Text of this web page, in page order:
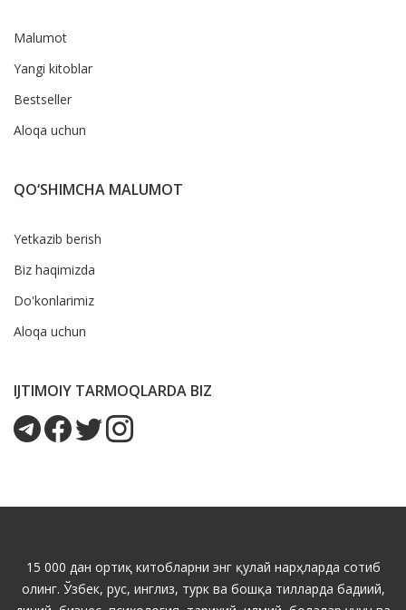
Malumot
Yangi kitoblar
Bestseller
Aloqa uchun
QO‘SHIMCHA MALUMOT
Yetkazib berish
Biz haqimizda
Do'konlarimiz
Aloqa uchun
IJTIMOIY TARMOQLARDA BIZ
15 000 дан ортиқ китобларни энг қулай нарҳларда сотиб
олинг. Ўзбек, рус, инглиз, турк ва бошқа тилларда бадиий,